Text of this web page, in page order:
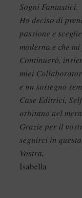
Sogni Fantastici.
Ho deciso di
passione e
moderna e che
Continuerò,
miei
e un sostegno
Case Editrici,
orbitano nel
Grazie per il
seguirci in
Vostra,
Isabella